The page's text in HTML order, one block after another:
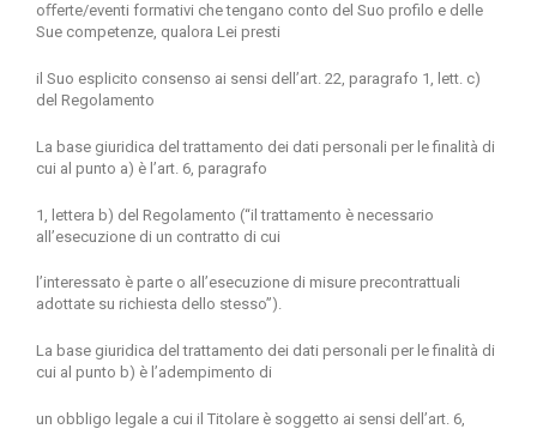
oﬀerte/eventi formativi che tengano conto del Suo profilo e delle
Sue competenze, qualora Lei presti
il Suo esplicito consenso ai sensi dell’art. 22, paragrafo 1, lett. c)
del Regolamento
La base giuridica del trattamento dei dati personali per le finalità di
cui al punto a) è l’art. 6, paragrafo
1, lettera b) del Regolamento (“il trattamento è necessario
all’esecuzione di un contratto di cui
l’interessato è parte o all’esecuzione di misure precontrattuali
adottate su richiesta dello stesso”).
La base giuridica del trattamento dei dati personali per le finalità di
cui al punto b) è l’adempimento di
un obbligo legale a cui il Titolare è soggetto ai sensi dell’art. 6,